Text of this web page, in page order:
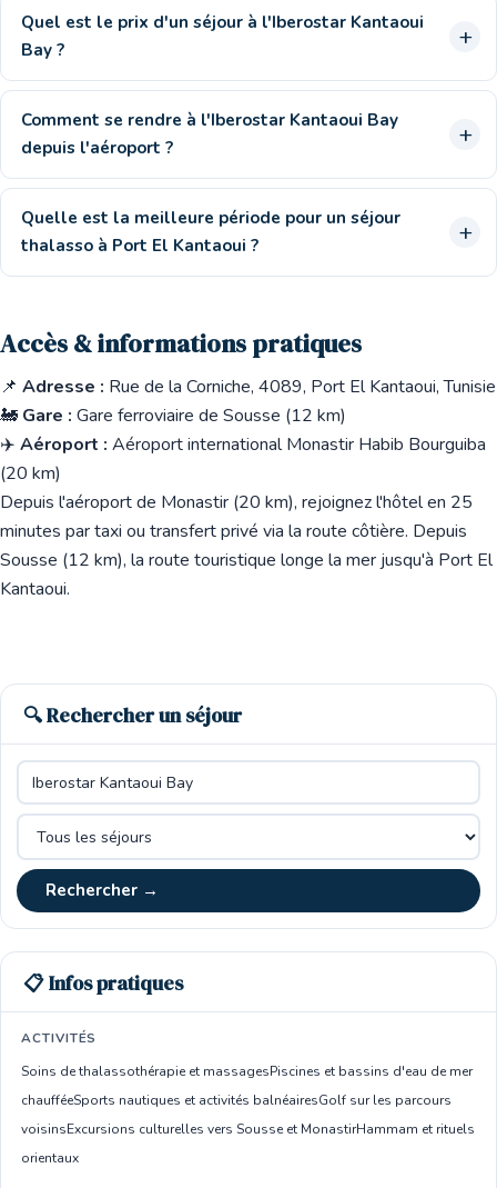
Quel est le prix d'un séjour à l'Iberostar Kantaoui
Bay ?
Comment se rendre à l'Iberostar Kantaoui Bay
depuis l'aéroport ?
Quelle est la meilleure période pour un séjour
thalasso à Port El Kantaoui ?
Accès & informations pratiques
📌 Adresse : Rue de la Corniche, 4089, Port El Kantaoui, Tunisie
🚂 Gare : Gare ferroviaire de Sousse (12 km)
✈️ Aéroport : Aéroport international Monastir Habib Bourguiba
(20 km)
Depuis l'aéroport de Monastir (20 km), rejoignez l'hôtel en 25
minutes par taxi ou transfert privé via la route côtière. Depuis
Sousse (12 km), la route touristique longe la mer jusqu'à Port El
Kantaoui.
🔍 Rechercher un séjour
Rechercher →
📋 Infos pratiques
ACTIVITÉS
Soins de thalassothérapie et massagesPiscines et bassins d'eau de mer
chaufféeSports nautiques et activités balnéairesGolf sur les parcours
voisinsExcursions culturelles vers Sousse et MonastirHammam et rituels
orientaux